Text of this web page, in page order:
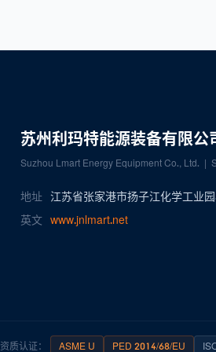
苏州利玛特能源装备有限公
Suzhou Lmart Energy Equipment Co., Ltd. |
地址
江苏省张家港市扬子江化学工业
英文
www.jnlmart.net
资质认证： ASME U PED 2014/68/EU